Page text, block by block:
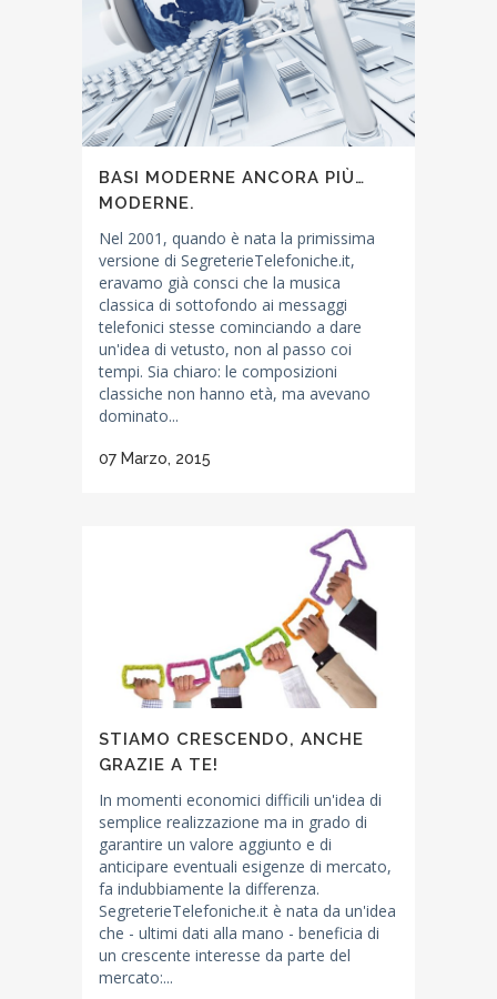
BASI MODERNE ANCORA PIÙ…
MODERNE.
Nel 2001, quando è nata la primissima
versione di SegreterieTelefoniche.it,
eravamo già consci che la musica
classica di sottofondo ai messaggi
telefonici stesse cominciando a dare
un'idea di vetusto, non al passo coi
tempi. Sia chiaro: le composizioni
classiche non hanno età, ma avevano
dominato...
07 Marzo, 2015
STIAMO CRESCENDO, ANCHE
GRAZIE A TE!
In momenti economici difficili un'idea di
semplice realizzazione ma in grado di
garantire un valore aggiunto e di
anticipare eventuali esigenze di mercato,
fa indubbiamente la differenza.
SegreterieTelefoniche.it è nata da un'idea
che - ultimi dati alla mano - beneficia di
un crescente interesse da parte del
mercato:...